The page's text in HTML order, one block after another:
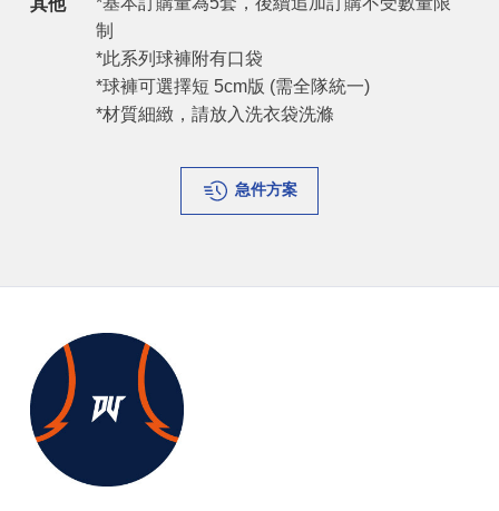
制
*此系列球褲附有口袋
*球褲可選擇短 5cm版 (需全隊統一)
*材質細緻，請放入洗衣袋洗滌
急件方案